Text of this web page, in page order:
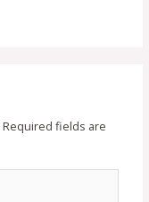
Required fields are